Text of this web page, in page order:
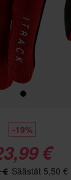
-19%
€
€ Säästät 5,50 €